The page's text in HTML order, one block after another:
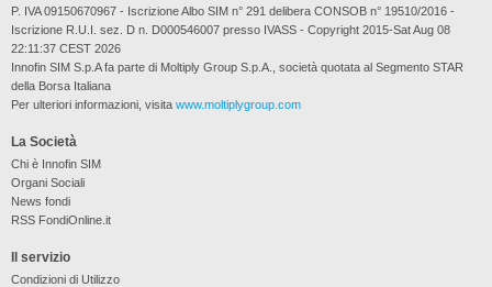
La Società
Chi è Innofin SIM
Organi Sociali
News fondi
RSS FondiOnline.it
Il servizio
Condizioni di Utilizzo
P. IVA 09150670967 - Iscrizione Albo SIM n° 291 delibera CONSOB n° 19510/2016 -
Iscrizione R.U.I. sez. D n. D000546007 presso IVASS - Copyright 2015-Sat Aug 08
22:11:37 CEST 2026
Innofin SIM S.p.A fa parte di Moltiply Group S.p.A., società quotata al Segmento STAR
della Borsa Italiana
Per ulteriori informazioni, visita www.moltiplygroup.com